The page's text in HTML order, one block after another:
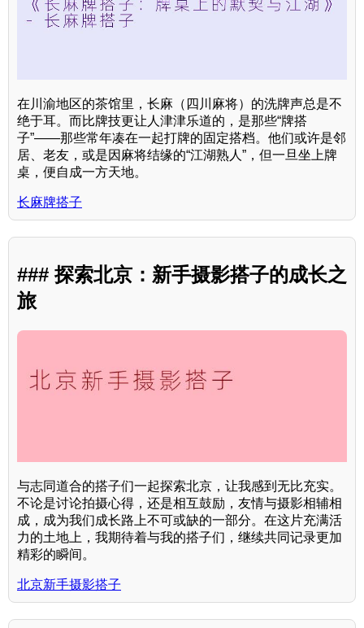
在川渝地区的茶馆里，长麻（四川麻将）的洗牌声总是不
绝于耳。而比牌技更让人津津乐道的，是那些“牌搭
子”——那些常年凑在一起打牌的固定搭档。他们或许是邻
居、老友，或是因麻将结缘的“江湖熟人”，但一旦坐上牌
桌，便自成一方天地。
长麻牌搭子
### 探索北京：新手摄影搭子的成长之
旅
与志同道合的搭子们一起探索北京，让我感到无比充实。
不论是讨论拍摄心得，还是相互鼓励，友情与摄影相辅相
成，成为我们成长路上不可或缺的一部分。在这片充满活
力的土地上，我期待着与我的搭子们，继续共同记录更加
精彩的瞬间。
北京新手摄影搭子